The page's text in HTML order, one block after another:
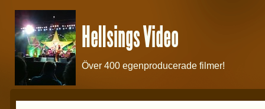
Hellsings Video
Över 400 egenproducerade filmer!